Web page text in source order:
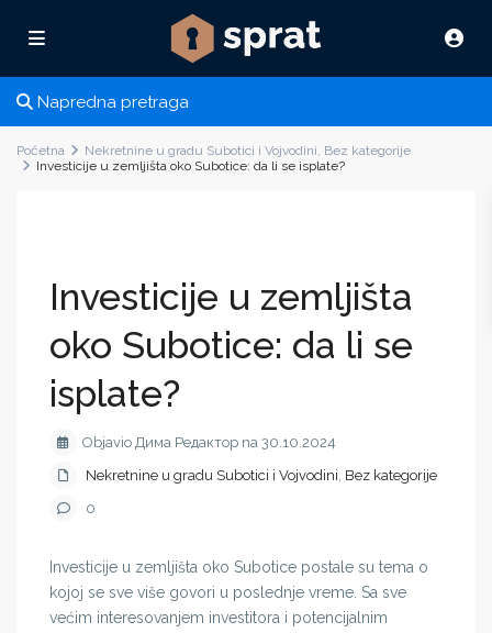
Napredna pretraga
Početna Nekretnine u gradu Subotici i Vojvodini, Bez kategorije
Investicije u zemljišta oko Subotice: da li se isplate?
Investicije u zemljišta
oko Subotice: da li se
isplate?
Objavio Дима Редактор na 30.10.2024
Nekretnine u gradu Subotici i Vojvodini, Bez kategorije
0
Investicije u zemljišta oko Subotice postale su tema o
kojoj se sve više govori u poslednje vreme. Sa sve
većim interesovanjem investitora i potencijalnim